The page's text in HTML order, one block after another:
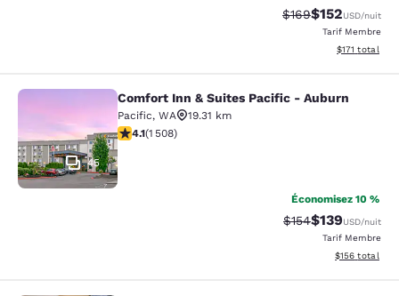
Tarif barré :
$169Tarif réduit :
$152USD/nuit
Tarif Membre
Afficher les
$171 total
Comfort Inn & Suites Pacific -
45
Comfort Inn & Suites Pacific - Auburn
Pacific, WA
19.31 km
4.09 étoiles. Très Bien. 1508 commentaires
4.1(1 508)
Économisez 10 %
Tarif barré :
$154Tarif réduit :
$139USD/nuit
Tarif Membre
Afficher les
$156 total